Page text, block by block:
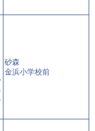
砂森
金浜小学校前